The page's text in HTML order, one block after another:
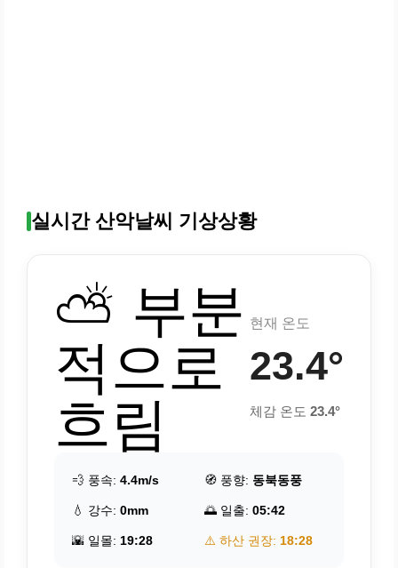
실시간 산악날씨 기상상황
⛅ 부분
적으로
흐림
현재 온도
23.4°
체감 온도 23.4°
💨 풍속: 4.4m/s 🧭 풍향: 동북동풍
💧 강수: 0mm 🌅 일출: 05:42
🌇 일몰: 19:28 ⚠️ 하산 권장: 18:28